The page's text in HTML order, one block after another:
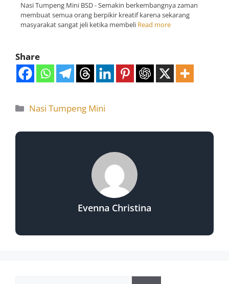
Nasi Tumpeng Mini BSD - Semakin berkembangnya zaman
membuat semua orang berpikir kreatif karena sekarang
masyarakat sangat jeli ketika membeli Read more
Share
Nasi Tumpeng Mini
Evenna Christina